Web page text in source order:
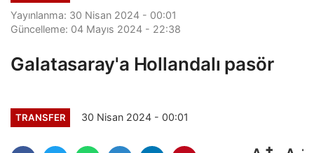
Yayınlanma: 30 Nisan 2024 - 00:01
Güncelleme: 04 Mayıs 2024 - 22:38
Galatasaray'a Hollandalı pasör
TRANSFER 30 Nisan 2024 - 00:01